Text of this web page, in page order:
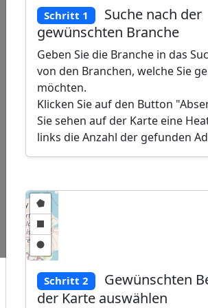
Beliebte
Abfragen:
Schritt 1
Suche nach der
gewünschten Branche
Geben Sie die Branche in das
von den Branchen, welche Sie
möchten.
Klicken Sie auf den Button
Sie sehen auf der Karte eine
links die Anzahl der gefunden
Schritt 2
Gewünschten
der Karte auswählen